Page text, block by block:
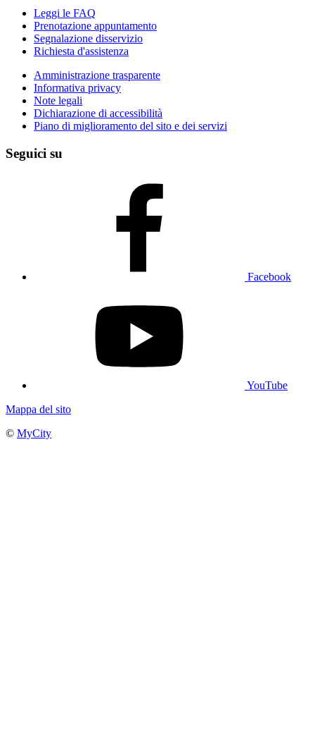
Leggi le FAQ
Prenotazione appuntamento
Segnalazione disservizio
Richiesta d'assistenza
Amministrazione trasparente
Informativa privacy
Note legali
Dichiarazione di accessibilità
Piano di miglioramento del sito e dei servizi
Seguici su
Facebook
YouTube
Mappa del sito
© MyCity